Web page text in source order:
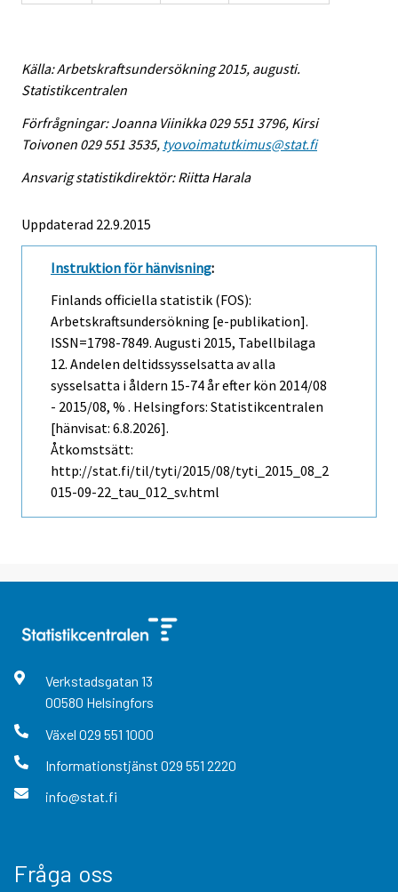
Källa: Arbetskraftsundersökning 2015, augusti.
Statistikcentralen
Förfrågningar: Joanna Viinikka 029 551 3796, Kirsi
Toivonen 029 551 3535, tyovoimatutkimus@stat.fi
Ansvarig statistikdirektör: Riitta Harala
Uppdaterad 22.9.2015
Instruktion för hänvisning:
Finlands officiella statistik (FOS):
Arbetskraftsundersökning [e-publikation].
ISSN=1798-7849. Augusti 2015, Tabellbilaga
12. Andelen deltidssysselsatta av alla
sysselsatta i åldern 15-74 år efter kön 2014/08
- 2015/08, % . Helsingfors: Statistikcentralen
[hänvisat: 6.8.2026].
Åtkomstsätt:
http://stat.fi/til/tyti/2015/08/tyti_2015_08_2
015-09-22_tau_012_sv.html
Verkstadsgatan 13
00580 Helsingfors
Växel 029 551 1000
Informationstjänst 029 551 2220
info@stat.fi
Fråga oss